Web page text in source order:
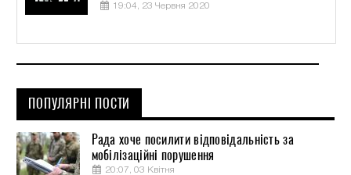
19:04, 23 Червня 2020
ПОПУЛЯРНІ ПОСТИ
Рада хоче посилити відповідальність за
мобілізаційні порушення
20:07, 03 Квітня